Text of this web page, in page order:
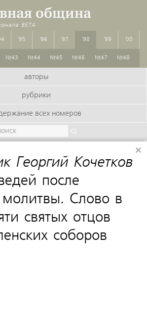
община
BETA
'95 '96 '97 '98
№43 №44 №45 №46 №47 №48
'99 '00
авторы
рубрики
всех номеров
Георгий Кочетков:
после
молитвы. Слово в
святых отцов
соборов
×